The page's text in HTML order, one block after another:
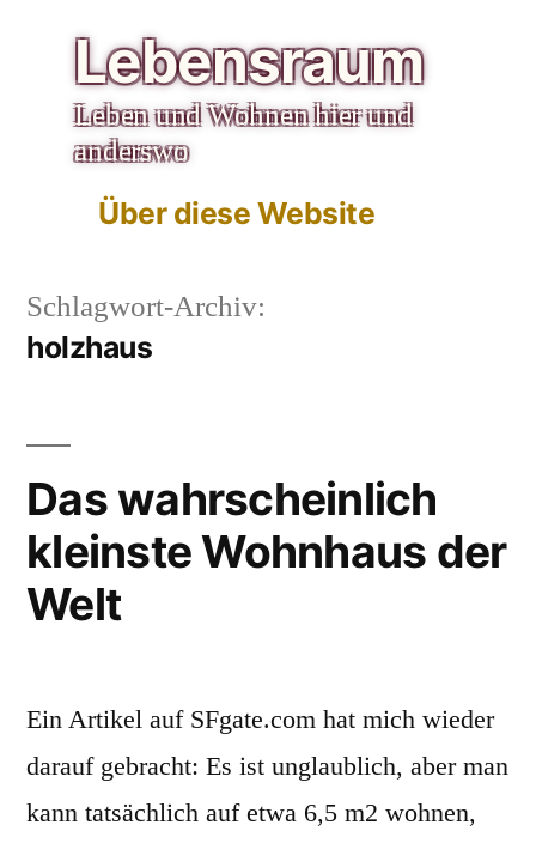
springen
Lebensraum
Leben und Wohnen hier und
anderswo
Über diese Website
Schlagwort-Archiv:
holzhaus
Das wahrscheinlich
kleinste Wohnhaus der
Welt
Ein Artikel auf SFgate.com hat mich wieder
darauf gebracht: Es ist unglaublich, aber man
kann tatsächlich auf etwa 6,5 m2 wohnen,